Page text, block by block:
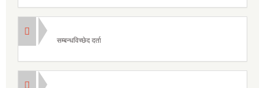
सम्बन्धविच्छेद दर्ता